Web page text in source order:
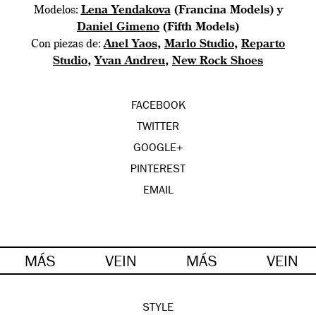
Modelos: Lena Yendakova(Francina Models) y
Daniel Gimeno (Fifth Models)
Con piezas de:Anel Yaos, Marlo Studio, Reparto
Studio, Yvan Andreu, New Rock Shoes
FACEBOOK
TWITTER
GOOGLE+
PINTEREST
EMAIL
MÁS VEIN MÁS VEIN
STYLE